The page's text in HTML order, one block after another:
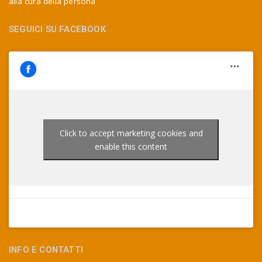
e
.
.
SEGUICI SU FACEBOOK
Click to accept marketing cookies and
enable this content
INFO E CONTATTI